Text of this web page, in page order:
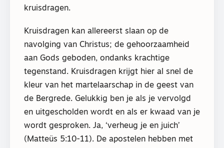
kruisdragen.
Kruisdragen kan allereerst slaan op de
navolging van Christus; de gehoorzaamheid
aan Gods geboden, ondanks krachtige
tegenstand. Kruisdragen krijgt hier al snel de
kleur van het martelaarschap in de geest van
de Bergrede. Gelukkig ben je als je vervolgd
en uitgescholden wordt en als er kwaad van je
wordt gesproken. Ja, ‘verheug je en juich’
(Matteüs 5:10-11). De apostelen hebben met